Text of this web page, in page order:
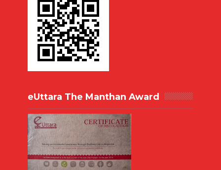
eUttara The Manthan Award